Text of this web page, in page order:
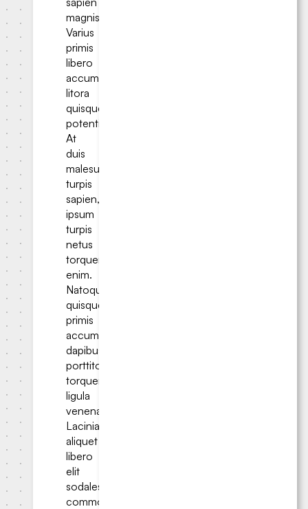
magnis.
Varius
primis
libero
accumsan
litora
quisque
potenti.
At
duis
malesuada
turpis
sapien,
ipsum
turpis
netus
torquent
enim.
Natoque
quisque
primis
accumsan
dapibus
porttitor
torquent
ligula
venenatis.
Lacinia
aliquet
libero
elit
sodales
commodo